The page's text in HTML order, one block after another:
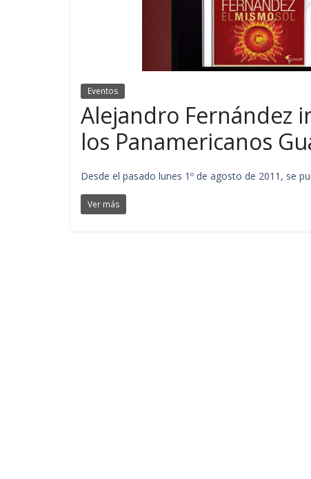
Eventos
Alejandro Fernández
los Panamericanos
Desde el pasado lunes 1º de agosto de 2011, se
Ver más